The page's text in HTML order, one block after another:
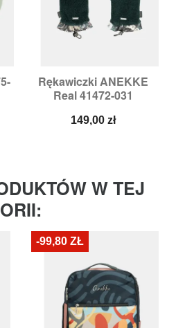
Rękawiczki ANEKKE
Real 41472-031
Cena
149,00 zł
W TEJ
-99,80 ZŁ